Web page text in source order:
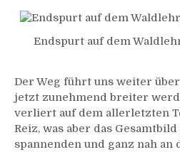
Endspurt auf dem
Der Weg führt uns weiter
jetzt zunehmend breiter
verliert auf dem allerletzten
Reiz, was aber das
spannenden und ganz nah